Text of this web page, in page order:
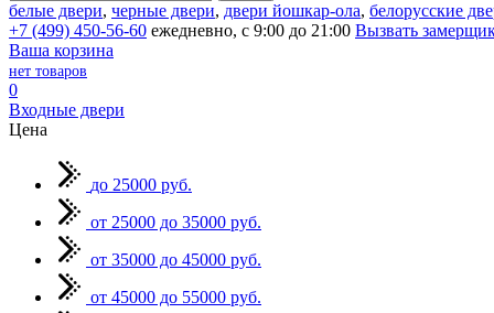
белые двери, черные двери, двери йошкар-ола, белорусские
+7 (499) 450-56-60 ежедневно, с 9:00 до 21:00 Вызвать
Ваша корзина
нет товаров
0
Входные двери
Цена
до 25000 руб.
от 25000 до 35000 руб.
от 35000 до 45000 руб.
от 45000 до 55000 руб.